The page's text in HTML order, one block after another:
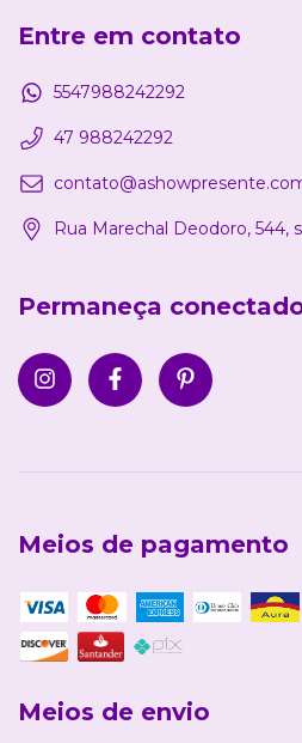
Entre em contato
5547988242292
47 988242292
Rua Marechal Deodoro, 544,
Permaneça
Meios de pagamento
Meios de envio